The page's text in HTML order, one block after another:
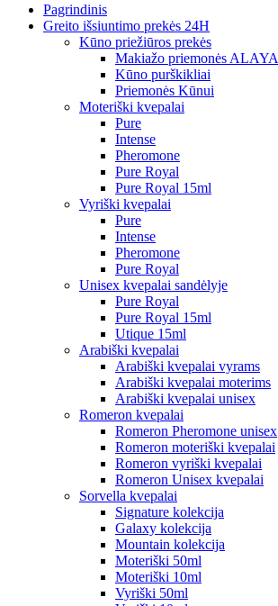
Pagrindinis
Greito išsiuntimo prekės 24H
Kūno priežiūros prekės
Makiažo priemonės ALAYA
Kūno purškikliai
Priemonės Kūnui
Moteriški kvepalai
Pure
Intense
Pheromone
Pure Royal
Pure Royal 15ml
Vyriški kvepalai
Pure
Intense
Pheromone
Pure Royal
Unisex kvepalai sandėlyje
Pure Royal
Pure Royal 15ml
Utique 15ml
Arabiški kvepalai
Arabiški kvepalai vyrams
Arabiški kvepalai moterims
Arabiški kvepalai unisex
Romeron kvepalai
Romeron Pheromone unisex
Romeron moteriški kvepalai
Romeron vyriški kvepalai
Romeron Unisex kvepalai
Sorvella kvepalai
Signature kolekcija
Galaxy kolekcija
Mountain kolekcija
Moteriški 50ml
Moteriški 10ml
Vyriški 50ml